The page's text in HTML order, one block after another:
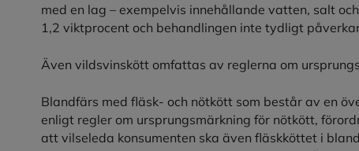
med en lag – exempelvis innehållande vatten, salt
1,2 viktprocent och behandlingen inte tydligt
Även vildsvinskött omfattas av reglerna om
Blandfärs med fläsk- och nötkött som består av en
enligt regler om ursprungsmärkning för nötkött,
att vilseleda konsumenten ska även fläskköttet i